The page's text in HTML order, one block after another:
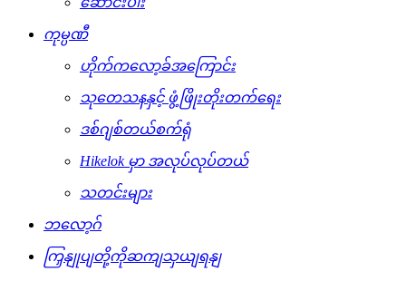
ကုမ္ပဏီ
ဟိုက်ကလော့ခ်အကြောင်း
သုတေသနနှင့် ဖွံ့ဖြိုးတိုးတက်ရေး
ဒစ်ဂျစ်တယ်စက်ရုံ
Hikelok မှာ အလုပ်လုပ်တယ်
သတင်းများ
ဘလော့ဂ်
ကြှနျုပျတို့ကိုဆကျသှယျရနျ